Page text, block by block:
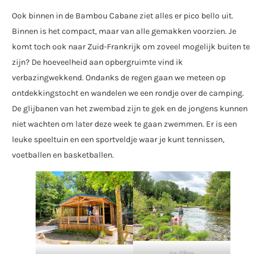
Ook binnen in de Bambou Cabane ziet alles er pico bello uit.
Binnen is het compact, maar van alle gemakken voorzien. Je
komt toch ook naar Zuid-Frankrijk om zoveel mogelijk buiten te
zijn? De hoeveelheid aan opbergruimte vind ik
verbazingwekkend. Ondanks de regen gaan we meteen op
ontdekkingstocht en wandelen we een rondje over de camping.
De glijbanen van het zwembad zijn te gek en de jongens kunnen
niet wachten om later deze week te gaan zwemmen. Er is een
leuke speeltuin en een sportveldje waar je kunt tennissen,
voetballen en basketballen.